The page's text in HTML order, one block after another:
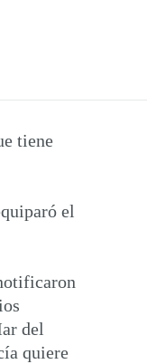
tiene
el
del
quiere